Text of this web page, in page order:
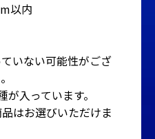
以内
いない可能性がござ
入っています。
はお選びいただけま